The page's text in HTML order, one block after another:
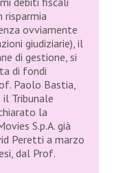
risparmia
ovviamente
giudiziarie), il
di gestione, si
di fondi
Paolo Bastia,
Tribunale
la
S.p.A. già
Peretti a marzo
dal Prof.